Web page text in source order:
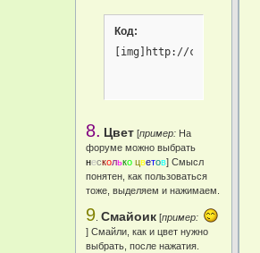
Код:
[img]http://
8. Цвет [пример: На
форуме можно выбрать
несколько цветов] Смысл
понятен, как пользоваться
тоже, выделяем и нажимаем.
9 .Смайоик [пример:
] Смайли, как и цвет нужно
выбрать, после нажатия.